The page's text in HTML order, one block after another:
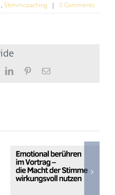
, Stimmcoaching | 0 Comments
Twitter PinterestEnamel
berühren im
Vortrag – die
Macht der